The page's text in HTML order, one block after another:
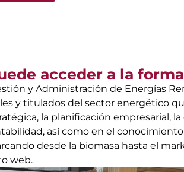
acceder a la
y Administración de Energías
y titulados del sector energético
la planificación empresarial,
así como en el
desde la biomasa hasta el
web.